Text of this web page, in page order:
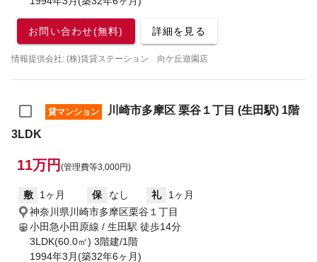
お問い合わせ(無料) 詳細を見る
情報提供会社: (株)賃貸ステーション 向ケ丘遊園店
貸マンション
川崎市多摩区 栗谷１丁目 (生田駅) 1階
3LDK
11万円 (管理費等3,000円)
敷 1ヶ月 保 なし 礼
1ヶ月
神奈川県川崎市多摩区栗谷１丁目
小田急小田原線 / 生田駅 徒歩14分
3LDK(60.0㎡) 3階建/1階
1994年3月(築32年6ヶ月)